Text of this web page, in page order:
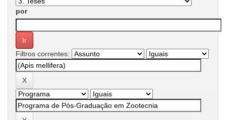
por
Filtros correntes: